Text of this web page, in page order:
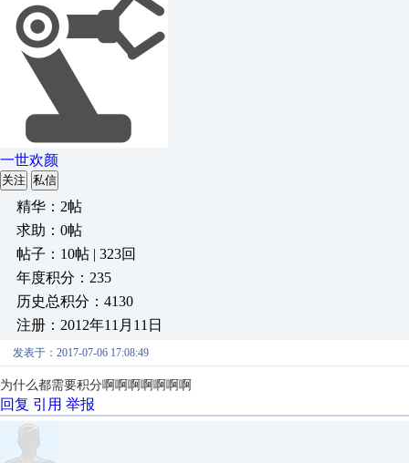
一世欢颜
关注 私信
精华：2帖
求助：0帖
帖子：10帖 | 323回
年度积分：235
历史总积分：4130
注册：2012年11月11日
发表于：2017-07-06 17:08:49
为什么都需要积分啊啊啊啊啊啊啊
回复 引用 举报